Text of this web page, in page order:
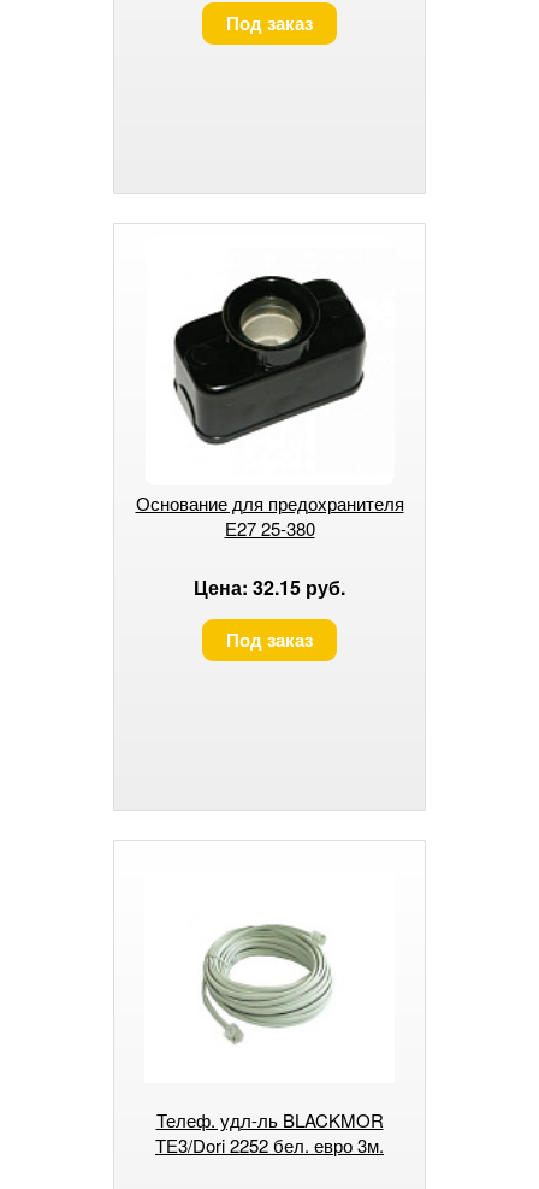
Под заказ
Основание для предохранителя
Е27 25-380
Цена: 32.15 руб.
Под заказ
Телеф. удл-ль BLACKMOR
ТЕ3/Dori 2252 бел. евро 3м.